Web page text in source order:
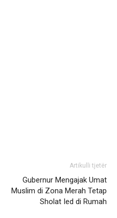
Artikulli tjetër
Gubernur Mengajak Umat
Muslim di Zona Merah Tetap
Sholat Ied di Rumah